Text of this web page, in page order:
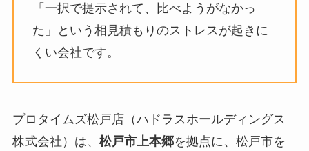
「一択で提示されて、比べようがなかっ
た」という相見積もりのストレスが起きに
くい会社です。
プロタイムズ松戸店（ハドラスホールディングス
株式会社）は、 松戸市上本郷を拠点に、松戸市を